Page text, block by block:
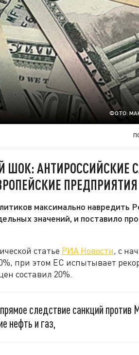
ФОТО:
ШОК: АНТИРОССИЙСКИЕ
ПРЕДПРИЯТИЯ
максимально навредить
значений, и поставило
статье РИА Новости, с
при этом ЕС испытывает
составил 20%.
следствие санкций против
нефть и газ,